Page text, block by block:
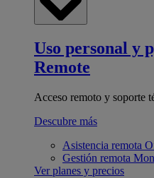
Uso personal y
Remote
Acceso remoto y soporte
Descubre más
Asistencia remota
Gestión remota
Ver planes y precios